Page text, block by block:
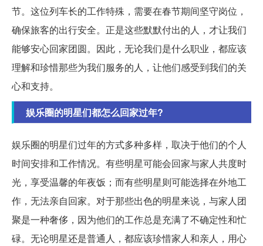
节。这位列车长的工作特殊，需要在春节期间坚守岗位，
确保旅客的出行安全。正是这些默默付出的人，才让我们
能够安心回家团圆。因此，无论我们是什么职业，都应该
理解和珍惜那些为我们服务的人，让他们感受到我们的关
心和支持。
娱乐圈的明星们都怎么回家过年?
娱乐圈的明星们过年的方式多种多样，取决于他们的个人
时间安排和工作情况。有些明星可能会回家与家人共度时
光，享受温馨的年夜饭；而有些明星则可能选择在外地工
作，无法亲自回家。对于那些出色的明星来说，与家人团
聚是一种奢侈，因为他们的工作总是充满了不确定性和忙
碌。无论明星还是普通人，都应该珍惜家人和亲人，用心